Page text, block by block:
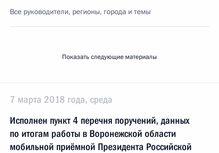
Все руководители, регионы, города и темы
Показать следующие материалы
7 марта 2018 года, среда
Исполнен пункт 4 перечня поручений, данных
по итогам работы в Воронежской области
мобильной приёмной Президента Российской